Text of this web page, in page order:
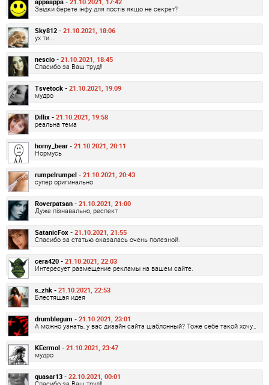
Звідки берете інфу для постів якщо не секрет?
Sky812 - 21.10.2021, 18:06
ух ти...
nescio - 21.10.2021, 18:45
Спасибо за Ваш труд!!
Tsvetock - 21.10.2021, 19:09
мудро
Dillix - 21.10.2021, 19:58
реальна тема
horny_bear - 21.10.2021, 20:11
Нормусь
rumpelrumpel - 21.10.2021, 20:43
супер оригинально
Roverpatsan - 21.10.2021, 21:00
Дуже пізнавально, респект
SatanicFox - 21.10.2021, 21:55
Спасибо за статью оказалась очень полезной.
cera420 - 21.10.2021, 22:03
Интересует размещение рекламы на вашем сайте.
s_zhk - 21.10.2021, 22:53
Блестящая идея
drumblegum - 21.10.2021, 23:01
А можно узнать, у вас дизайн сайта шаблонный? Тоже себе такой хочу…
KEermol - 21.10.2021, 23:47
мудро
quasar13 - 22.10.2021, 00:01